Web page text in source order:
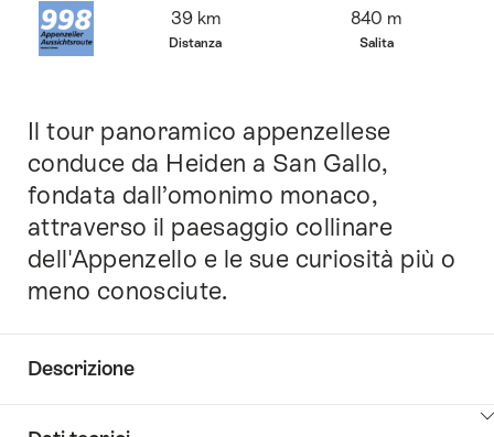
Distanza
39 km
Salita
840 m
Introduzione
Il tour panoramico appenzellese
conduce da Heiden a San Gallo,
fondata dall’omonimo monaco,
attraverso il paesaggio collinare
dell'Appenzello e le sue curiosità più o
meno conosciute.
Descrizione
Clicca